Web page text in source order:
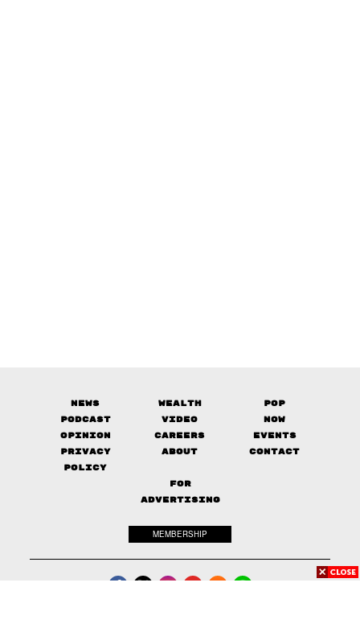
News Wealth
Pop
Podcast
Video
Now
Opinion
Careers
Events
Privacy
Policy
About Contact
FOR
ADVERTISING
MEMBERSHIP